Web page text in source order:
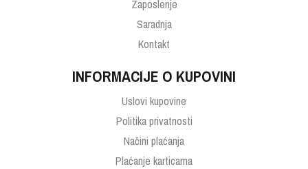
Zaposlenje
Saradnja
Kontakt
INFORMACIJE O KUPOVINI
Uslovi kupovine
Politika privatnosti
Načini plaćanja
Plaćanje karticama